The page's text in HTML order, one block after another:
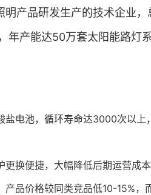
产品研发生产的技术企业，
产能达50万套太阳能路灯系
盐电池，循环寿命达3000次
换便捷，大幅降低后期运营成本
品价格较同类竞品低10-15%，